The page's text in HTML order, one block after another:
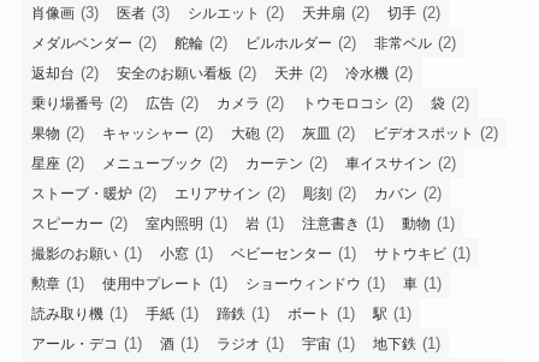
肖像画 (3) 医者 (3) シルエット (2) 天井扇 (2) 切手 (2)
メダルベンダー (2) 舵輪 (2) ビルホルダー (2) 非常ベル (2)
返却台 (2) 安全のお願い看板 (2) 天井 (2) 冷水機 (2)
乗り場番号 (2) 広告 (2) カメラ (2) トウモロコシ (2) 袋 (2)
果物 (2) キャッシャー (2) 大砲 (2) 灰皿 (2) ビデオスポット (2)
星座 (2) メニューブック (2) カーテン (2) 車イスサイン (2)
ストーブ・暖炉 (2) エリアサイン (2) 彫刻 (2) カバン (2)
スピーカー (2) 室内照明 (1) 岩 (1) 注意書き (1) 動物 (1)
撮影のお願い (1) 小窓 (1) ベビーセンター (1) サトウキビ (1)
勲章 (1) 使用中プレート (1) ショーウィンドウ (1) 車 (1)
読み取り機 (1) 手紙 (1) 蹄鉄 (1) ボート (1) 駅 (1)
アール・デコ (1) 酒 (1) ラジオ (1) 宇宙 (1) 地下鉄 (1)